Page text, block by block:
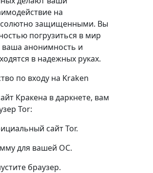
на
защищенными. Вы
погрузиться в мир
ваша анонимность и
в надежных руках.
по входу на Kraken
Кракена в даркнете, вам
Tor:
сайт Tor.
для вашей ОС.
браузер.